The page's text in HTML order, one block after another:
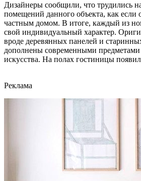
Дизайнеры сообщили, что трудились
помещений данного объекта, как
частным домом. В итоге, каждый из
свой индивидуальный характер.
вроде деревянных панелей и
дополнены современными
искусства. На полах гостиницы
Реклама